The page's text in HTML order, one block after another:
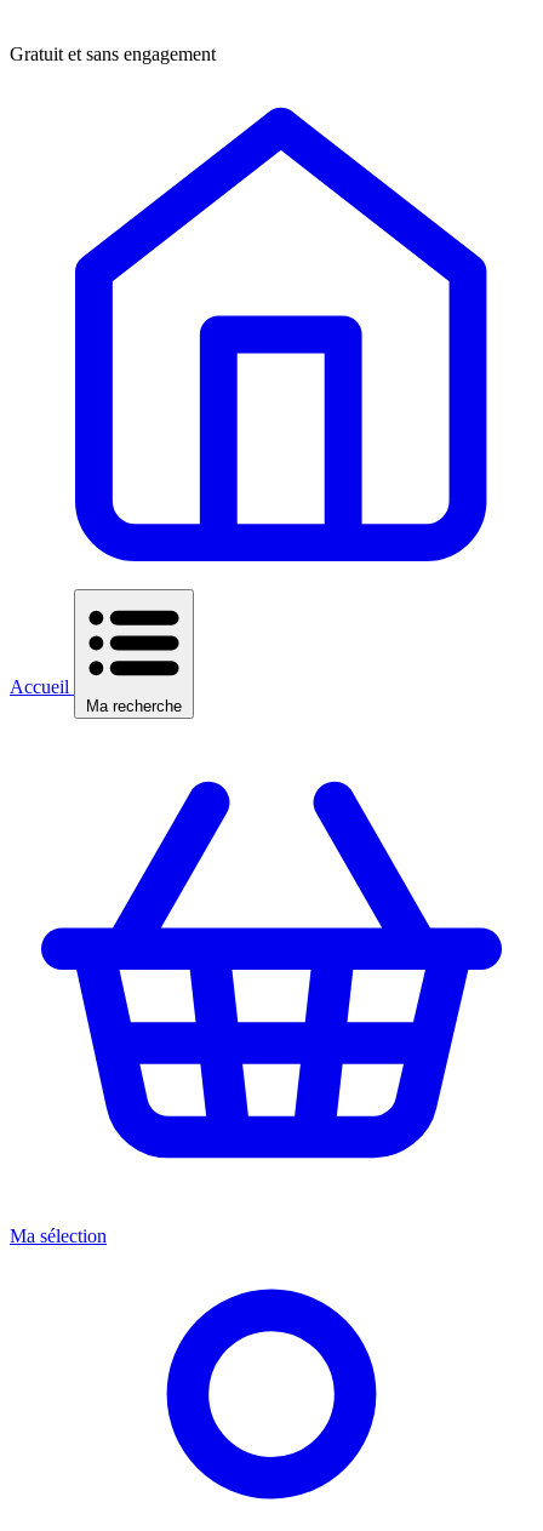
Gratuit et sans engagement
Accueil
Ma recherche
Ma sélection